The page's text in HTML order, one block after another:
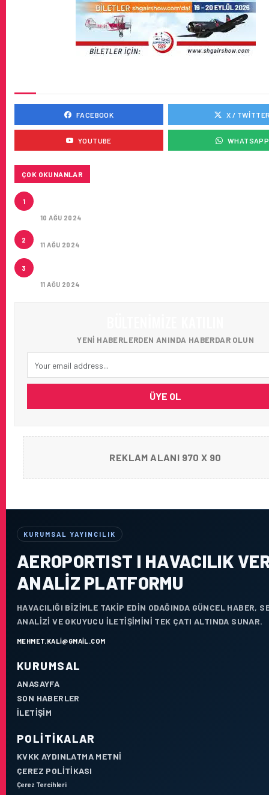
FACEBOOK X /
YOUTUBE WHATSAPP
ÇOK OKUNANLAR
1
10 AĞU 2024
2
11 AĞU 2024
3
11 AĞU 2024
YENI HABERLERDEN ANINDA HABERDAR OLUN
ÜYE OL
REKLAM ALANI 970 X 90
KURUMSAL YAYINCILIK
AEROPORTIST I HAVACILIK
ANALIZ PLATFORMU
HAVACILIĞI BIZIMLE TAKIP EDIN ODAĞINDA GÜNCEL HABER,
ANALIZI VE OKUYUCU ILETIŞIMINI TEK ÇATI ALTINDA SUNAR.
MEHMET.KALI@GMAIL.COM
KURUMSAL
ANASAYFA
SON HABERLER
İLETIŞIM
POLITIKALAR
KVKK AYDINLATMA METNI
ÇEREZ POLITIKASI
Çerez Tercihleri